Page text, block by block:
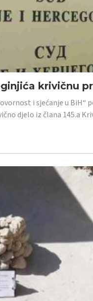
krivičnu
i sjećanje u
djelo iz člana 145.a